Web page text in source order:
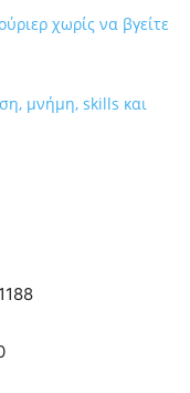
χωρίς να βγείτε
μνήμη, skills και